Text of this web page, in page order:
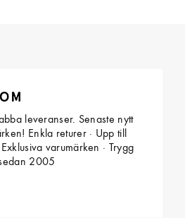
leveranser. Senaste nytt
Enkla returer · Upp till
varumärken · Trygg
2005